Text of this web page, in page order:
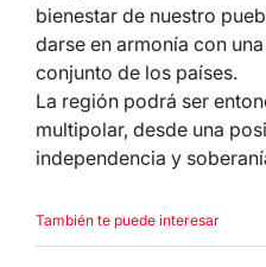
bienestar de nuestro
darse en armonía con
conjunto de los países.
La región podrá ser
multipolar, desde una
independencia y
También te puede interesar